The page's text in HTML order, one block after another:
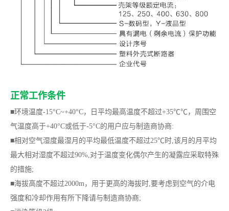
正常工作条件
■环境温度-15°C~+40°C，
日平均最高温度不超过+35℃℃，周围空
气温度高于+40°C或低于-5°C的用户应与制造商协商:
■相对空气湿度最湿月的平均最低温度不超过25℃时,该月的月平均
最大相对湿度不超过90%,对于温度变化偶尔产生的凝露应采取特殊
的措施;
■海拔高度不超过2000m，用于更高的海拔时,要考虑到空气的介电
强度和冷却作用有所下降请与制造商协商;